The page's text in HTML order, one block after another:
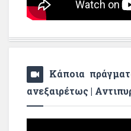
Κάποια
ανεξαιρέτως |